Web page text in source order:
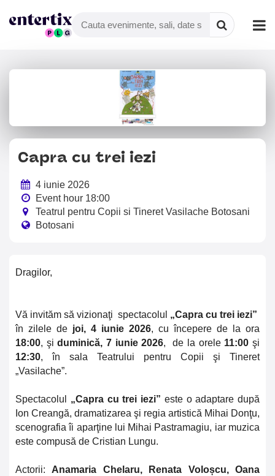
Dragilor,
Vă invităm să vizionaţi spectacolul „Capra cu trei iezi”
în zilele de joi, 4 iunie 2026, cu începere de la ora
18:00, şiduminică, 7 iunie 2026, de la orele 11:00şi
12:30, în sala Teatrului pentru Copii şi Tineret
„Vasilache”.
Spectacolul „Capra cu trei iezi” este o adaptare după
Ion Creangă, dramatizarea şi regia artistică Mihai Donţu,
scenografia îi aparţine lui Mihai Pastramagiu, iar muzica
este compusă de Cristian Lungu.
Actorii: Anamaria Chelaru, Renata Voloșcu, Oana
Capra cu trei iezi
4 iunie 2026
Event hour 18:00
Teatrul pentru Copii si Tineret Vasilache Botosani
Botosani